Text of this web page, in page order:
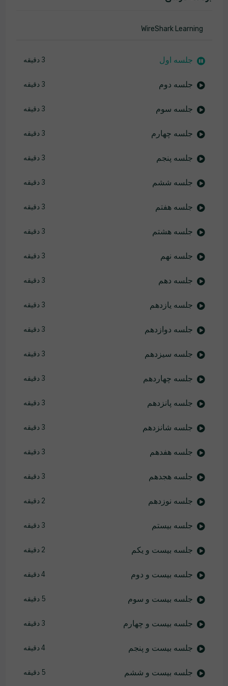
WireShark Learning
جلسه اول 3 دقیقه
جلسه دوم 3 دقیقه
جلسه سوم 3 دقیقه
جلسه چهارم 3 دقیقه
جلسه پنجم 3 دقیقه
جلسه ششم 3 دقیقه
جلسه هفتم 3 دقیقه
جلسه هشتم 3 دقیقه
جلسه نهم 3 دقیقه
جلسه دهم 3 دقیقه
جلسه یازدهم 3 دقیقه
جلسه دوازدهم 3 دقیقه
جلسه سیزدهم 3 دقیقه
جلسه چهاردهم 3 دقیقه
جلسه پانزدهم 3 دقیقه
جلسه شانزدهم 3 دقیقه
جلسه هفدهم 3 دقیقه
جلسه هجدهم 3 دقیقه
جلسه نوزدهم 2 دقیقه
جلسه بیستم 3 دقیقه
جلسه بیست و یکم 2 دقیقه
جلسه بیست و دوم 4 دقیقه
جلسه بیست و سوم 5 دقیقه
جلسه بیست و چهارم 3 دقیقه
جلسه بیست و پنجم 4 دقیقه
جلسه بیست و ششم 5 دقیقه